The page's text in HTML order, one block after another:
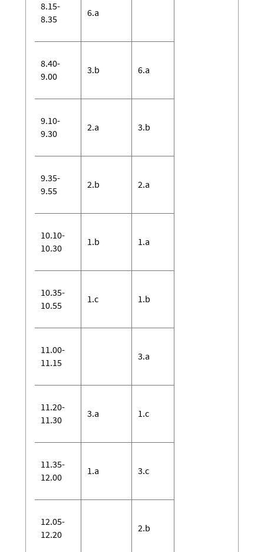
8.15-
8.35
6.a
8.40-
9.00
3.b 6.a
9.10-
9.30
2.a 3.b
9.35-
9.55
2.b 2.a
10.10-
10.30
1.b 1.a
10.35-
10.55
1.c 1.b
11.00-
11.15
3.a
11.20-
11.30
3.a 1.c
11.35-
12.00
1.a 3.c
12.05-
12.20
2.b